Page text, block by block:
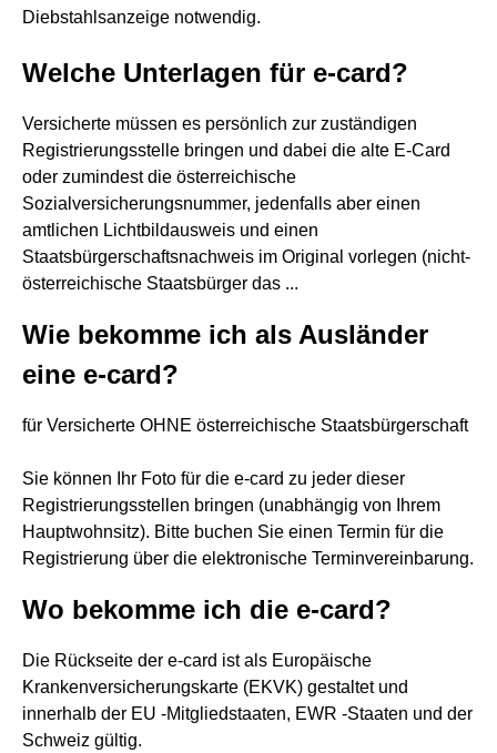
Diebstahlsanzeige notwendig.
Welche Unterlagen für e-card?
Versicherte müssen es persönlich zur zuständigen
Registrierungsstelle bringen und dabei die alte E-Card
oder zumindest die österreichische
Sozialversicherungsnummer, jedenfalls aber einen
amtlichen Lichtbildausweis und einen
Staatsbürgerschaftsnachweis im Original vorlegen (nicht-
österreichische Staatsbürger das ...
Wie bekomme ich als Ausländer
eine e-card?
für Versicherte OHNE österreichische Staatsbürgerschaft
Sie können Ihr Foto für die e-card zu jeder dieser
Registrierungsstellen bringen (unabhängig von Ihrem
Hauptwohnsitz). Bitte buchen Sie einen Termin für die
Registrierung über die elektronische Terminvereinbarung.
Wo bekomme ich die e-card?
Die Rückseite der e-card ist als Europäische
Krankenversicherungskarte (EKVK) gestaltet und
innerhalb der EU -Mitgliedstaaten, EWR -Staaten und der
Schweiz gültig.